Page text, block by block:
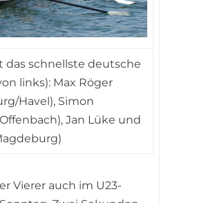
das schnellste deutsche
links): Max Röger
Havel), Simon
Jan Lüke und
Vierer auch im U23-